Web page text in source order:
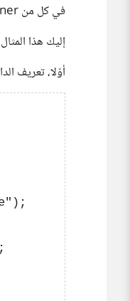
في كل من addEventListener و removeEventListener.
إليك هذا
أوّلا، تعريف